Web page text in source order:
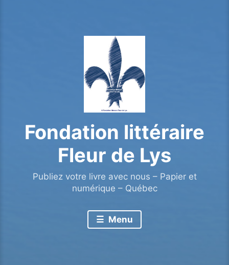
Fondation littéraire
Fleur de Lys
Publiez votre livre avec nous – Papier et
numérique – Québec
Menu